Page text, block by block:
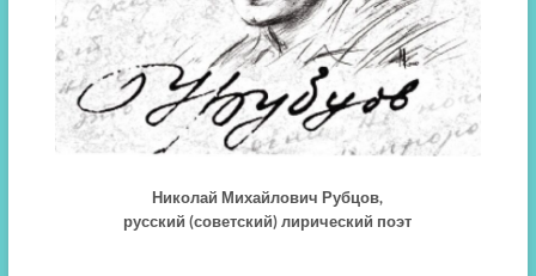
Николай Михайлович Рубцов,
русский (советский) лирический поэт